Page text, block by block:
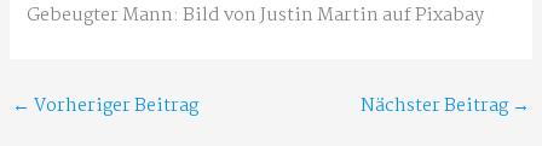
Gebeugter Mann: Bild von Justin Martin auf Pixabay
← Vorheriger Beitrag Nächster Beitrag →